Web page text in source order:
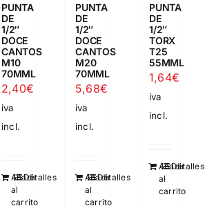
PUNTA
DE
1/2″
DOCE
CANTOS
M10
70MML
2,40€
iva
incl.
Añadir
al
carrito
Detalles
PUNTA
DE
1/2″
DOCE
CANTOS
M20
70MML
5,68€
iva
incl.
Añadir
al
carrito
Detalles
PUNTA
DE
1/2″
TORX
T25
55MML
1,64€
iva
incl.
Añadir
al
carrito
Detalles